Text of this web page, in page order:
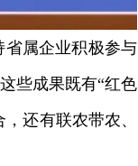
属企业积极参与
些成果既有“红色
还有联农带农、